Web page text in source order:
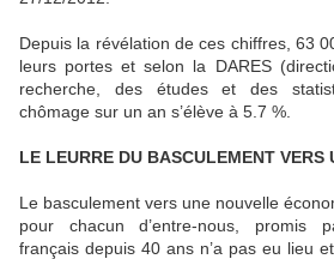
Depuis la révélation de ces chiffres, 63
leurs portes et selon la DARES
recherche, des études et des
chômage sur un an s’élève à 5.7 %.
LE LEURRE DU BASCULEMENT VERS
Le basculement vers une nouvelle
pour chacun d’entre-nous, promis
français depuis 40 ans n’a pas eu lieu